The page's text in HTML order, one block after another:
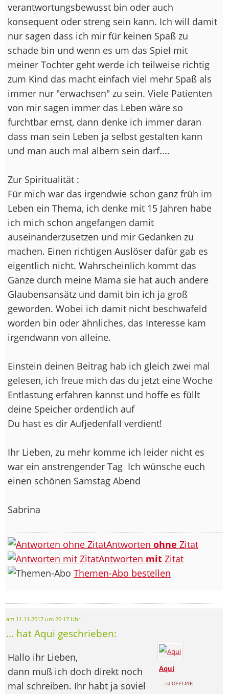
verantwortungsbewusst bin oder auch
konsequent oder streng sein kann. Ich will damit
nur sagen dass ich mir für keinen Spaß zu
schade bin und wenn es um das Spiel mit
meiner Tochter geht werde ich teilweise richtig
zum Kind das macht einfach viel mehr Spaß als
immer nur "erwachsen" zu sein. Viele Patienten
von mir sagen immer das Leben wäre so
furchtbar ernst, dann denke ich immer daran
dass man sein Leben ja selbst gestalten kann
und man auch mal albern sein darf....
Zur Spiritualität :
Für mich war das irgendwie schon ganz früh im
Leben ein Thema, ich denke mit 15 Jahren habe
ich mich schon angefangen damit
auseinanderzusetzen und mir Gedanken zu
machen. Einen richtigen Auslöser dafür gab es
eigentlich nicht. Wahrscheinlich kommt das
Ganze durch meine Mama sie hat auch andere
Glaubensansätz und damit bin ich ja groß
geworden. Wobei ich damit nicht beschwafeld
worden bin oder ähnliches, das Interesse kam
irgendwann von alleine.
Einstein deinen Beitrag hab ich gleich zwei mal
gelesen, ich freue mich das du jetzt eine Woche
Entlastung erfahren kannst und hoffe es füllt
deine Speicher ordentlich auf
Du hast es dir Aufjedenfall verdient!
Ihr Lieben, zu mehr komme ich leider nicht es
war ein anstrengender Tag Ich wünsche euch
einen schönen Samstag Abend
Sabrina
Antworten ohne Zitat
Antworten mit Zitat
Themen-Abo bestellen
am 11.11.2017 um 20:17 Uhr
... hat Aqui geschrieben:
Aqui
... ist OFFLINE
Hallo ihr Lieben,
dann muß ich doch direkt noch
mal schreiben. Ihr habt ja soviel